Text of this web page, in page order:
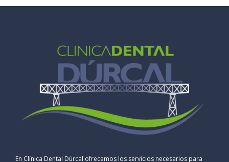
En Clínica Dental Dúrcal ofrecemos los servicios necesarios para